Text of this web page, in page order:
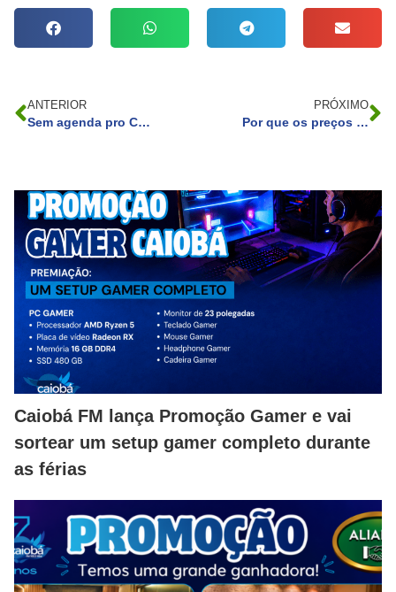
ANTERIOR
Sem agenda pro Carnaval? Confira opções no Paraná
PRÓXIMO
Por que os preços sobem? O Terror dos “Farialimers” e a Realidade Econômica
Caiobá FM lança Promoção Gamer e vai
sortear um setup gamer completo durante
as férias